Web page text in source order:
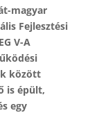
magyar
Fejlesztési
V-A
között
is épült,
egy